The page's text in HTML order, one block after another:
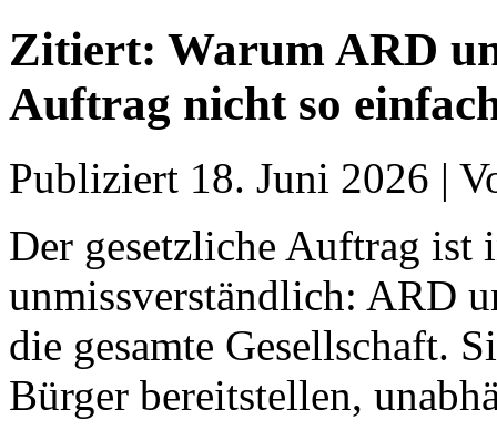
Zitiert: Warum ARD
Auftrag nicht so
Publiziert 18. Juni 2026 |
Der gesetzliche Auftrag ist
unmissverständlich: ARD
die gesamte Gesellschaft.
Bürger bereitstellen,